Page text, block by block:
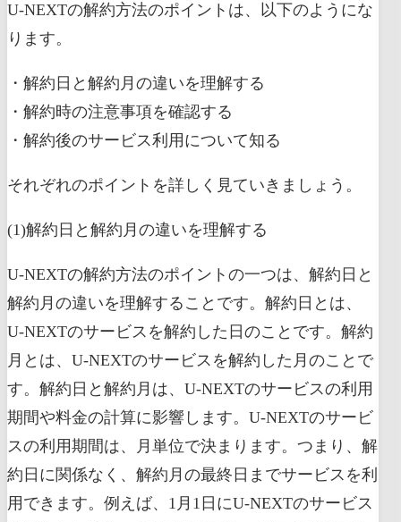
U-NEXTの解約方法のポイントは、以下のようにな
ります。
・解約日と解約月の違いを理解する
・解約時の注意事項を確認する
・解約後のサービス利用について知る
それぞれのポイントを詳しく見ていきましょう。
(1)解約日と解約月の違いを理解する
U-NEXTの解約方法のポイントの一つは、解約日と
解約月の違いを理解することです。解約日とは、
U-NEXTのサービスを解約した日のことです。解約
月とは、U-NEXTのサービスを解約した月のことで
す。解約日と解約月は、U-NEXTのサービスの利用
期間や料金の計算に影響します。U-NEXTのサービ
スの利用期間は、月単位で決まります。つまり、解
約日に関係なく、解約月の最終日までサービスを利
用できます。例えば、1月1日にU-NEXTのサービス